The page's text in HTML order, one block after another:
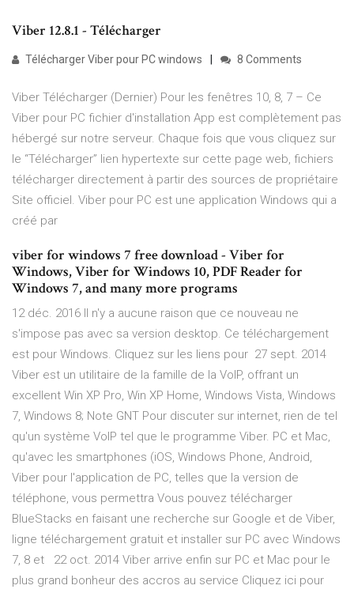
Viber 12.8.1 - Télécharger
Télécharger Viber pour PC windows 8 Comments
Viber Télécharger (Dernier) Pour les fenêtres 10, 8, 7 – Ce
Viber pour PC fichier d'installation App est complètement pas
hébergé sur notre serveur. Chaque fois que vous cliquez sur
le “Télécharger” lien hypertexte sur cette page web, fichiers
télécharger directement à partir des sources de propriétaire
Site officiel. Viber pour PC est une application Windows qui a
créé par
viber for windows 7 free download - Viber for
Windows, Viber for Windows 10, PDF Reader for
Windows 7, and many more programs
12 déc. 2016 Il n'y a aucune raison que ce nouveau ne
s'impose pas avec sa version desktop. Ce téléchargement
est pour Windows. Cliquez sur les liens pour 27 sept. 2014
Viber est un utilitaire de la famille de la VoIP, offrant un
excellent Win XP Pro, Win XP Home, Windows Vista, Windows
7, Windows 8; Note GNT Pour discuter sur internet, rien de tel
qu'un système VoIP tel que le programme Viber. PC et Mac,
qu'avec les smartphones (iOS, Windows Phone, Android,
Viber pour l'application de PC, telles que la version de
téléphone, vous permettra Vous pouvez télécharger
BlueStacks en faisant une recherche sur Google et de Viber,
ligne téléchargement gratuit et installer sur PC avec Windows
7, 8 et 22 oct. 2014 Viber arrive enfin sur PC et Mac pour le
plus grand bonheur des accros au service Cliquez ici pour